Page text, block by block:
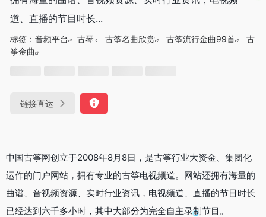
道、直播的节目时长...
标签： 音频平台 古琴 古筝名曲欣赏 古筝流行金曲99首
古
筝金曲
链接直达
中国古筝网创立于2008年8月8日，是古筝行业大资金、集团化
运作的门户网站，拥有专业的古筝电视频道。网站还拥有海量的
曲谱、音视频资源、实时行业资讯，电视频道、直播的节目时长
已经达到六千多小时，其中大部分为完全自主录制节目。